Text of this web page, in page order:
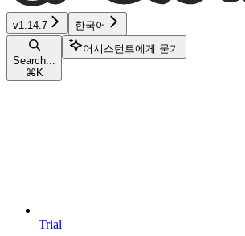
v1.14.7 한국어
Search...
⌘ K
어시스턴트에게 묻기
Trial